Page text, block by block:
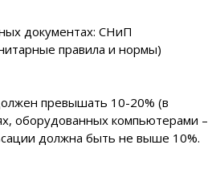
документах: СНиП
правила и нормы)
превышать 10-20% (в
оборудованных компьютерами –
должна быть не выше 10%.